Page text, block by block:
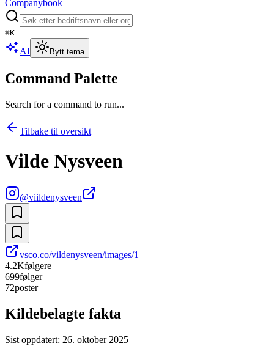
Companybook
⌘K
AI Bytt tema
Command Palette
Search for a command to run...
Tilbake til oversikt
Vilde Nysveen
@viildenysveen
vsco.co/vildenysveen/images/1
4.2Kfølgere
699følger
72poster
Kildebelagte fakta
Sist oppdatert: 26. oktober 2025